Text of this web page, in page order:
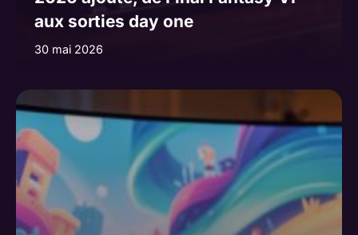
aux sorties day one
30 mai 2026